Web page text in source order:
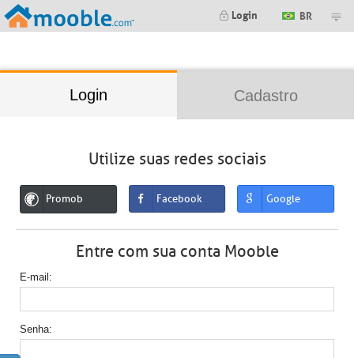
Login BR
Login Cadastro
Utilize suas redes sociais
Promob Facebook Google
Entre com sua conta Mooble
E-mail
Senha